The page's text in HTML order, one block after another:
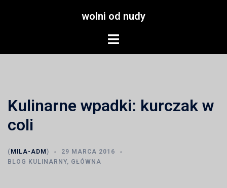
wolni od nudy
Menu
Kulinarne wpadki: kurczak w
coli
( MILA-ADM )
29 MARCA 2016
BLOG KULINARNY, GŁÓWNA